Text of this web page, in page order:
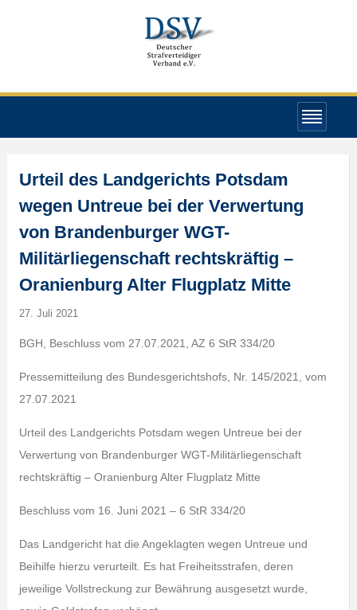
Urteil des Landgerichts Potsdam
wegen Untreue bei der Verwertung
von Brandenburger WGT-
Militärliegenschaft rechtskräftig –
Oranienburg Alter Flugplatz Mitte
27. Juli 2021
BGH, Beschluss vom 27.07.2021, AZ 6 StR 334/20
Pressemitteilung des Bundesgerichtshofs, Nr. 145/2021, vom
27.07.2021
Urteil des Landgerichts Potsdam wegen Untreue bei der
Verwertung von Brandenburger WGT-Militärliegenschaft
rechtskräftig – Oranienburg Alter Flugplatz Mitte
Beschluss vom 16. Juni 2021 – 6 StR 334/20
Das Landgericht hat die Angeklagten wegen Untreue und
Beihilfe hierzu verurteilt. Es hat Freiheitsstrafen, deren
jeweilige Vollstreckung zur Bewährung ausgesetzt wurde,